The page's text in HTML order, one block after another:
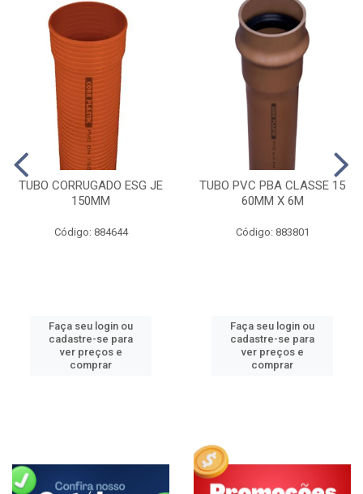
TUBO CORRUGADO ESG JE
150MM
Código: 884644
Faça seu login ou
cadastre-se para
ver preços e
comprar
TUBO PVC PBA CLASSE 15
60MM X 6M
Código: 883801
Faça seu login ou
cadastre-se para
ver preços e
comprar